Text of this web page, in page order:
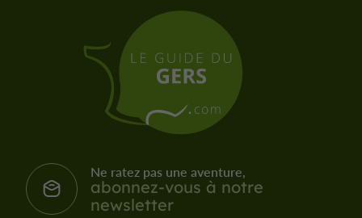
Ne ratez pas une aventure,
abonnez-vous à notre
newsletter